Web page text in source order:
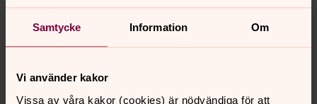
Samtycke Information Om
Vi använder kakor
Vissa av våra kakor (cookies) är nödvändiga för att